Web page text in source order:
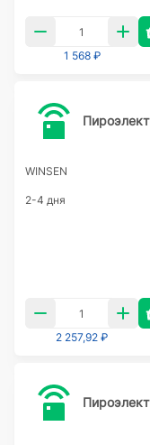
1 568 ₽
WINSEN
2-4 дня
2 257,92 ₽